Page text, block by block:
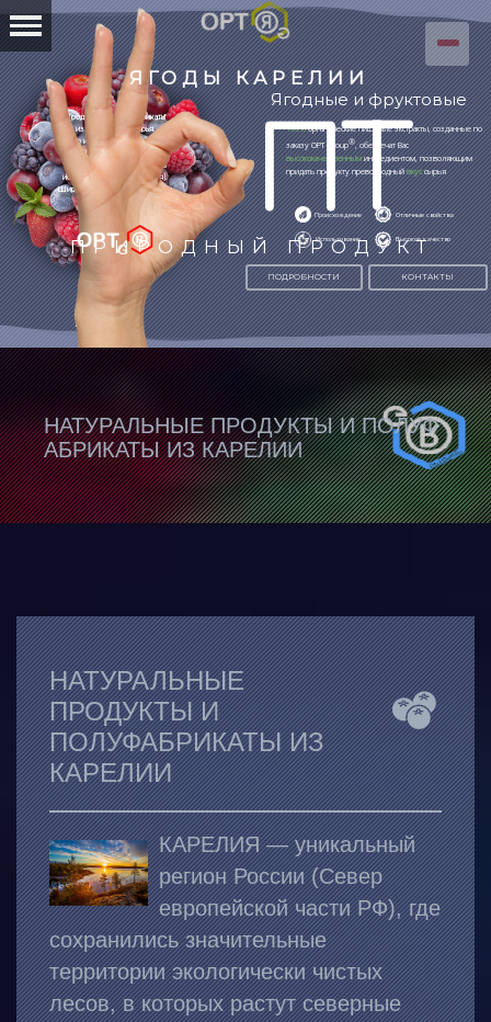
КОНТАКТЫ
ПОДРОБНОСТИ
100%органические пищевые экстракты, созданные по
заказу OPT Group®, обеспечат Вас
высококачественнымингредиентом, позволяющим
придать продукту превосходныйвкуссырья
НАТУРАЛЬНЫЕ ПРОДУКТЫ И ПОЛУФ
АБРИКАТЫ ИЗ КАРЕЛИИ
НАТУРАЛЬНЫЕ
ПРОДУКТЫ И
ПОЛУФАБРИКАТЫ ИЗ
КАРЕЛИИ
КАРЕЛИЯ— уникальный
регион России (Север
европейской части РФ), где
сохранились значительные
территории экологически чистых
лесов, в которых растут северные